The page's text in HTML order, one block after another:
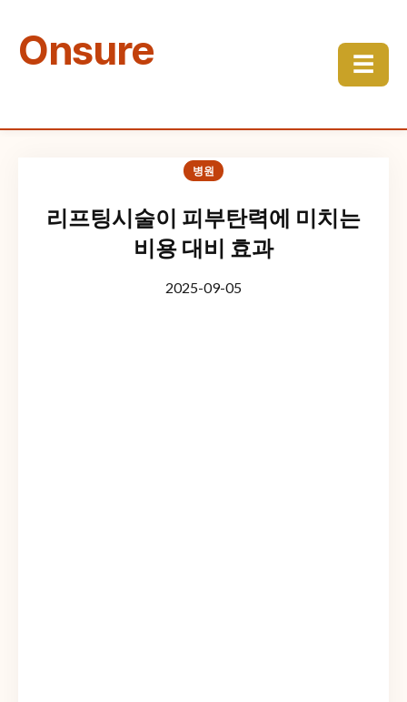
Onsure ☰
병원
리프팅시술이 피부탄력에 미치는
비용 대비 효과
2025-09-05